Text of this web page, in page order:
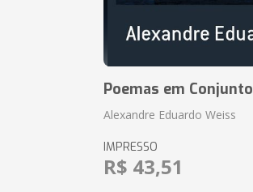
Poemas em Conjunto
Alexandre Eduardo Weiss
IMPRESSO
R$ 43,51